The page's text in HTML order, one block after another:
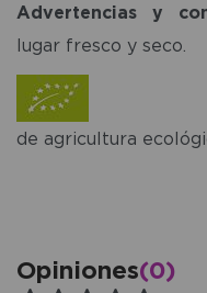
Advertencias y
lugar fresco y seco.
de agricultura
Opiniones(0)